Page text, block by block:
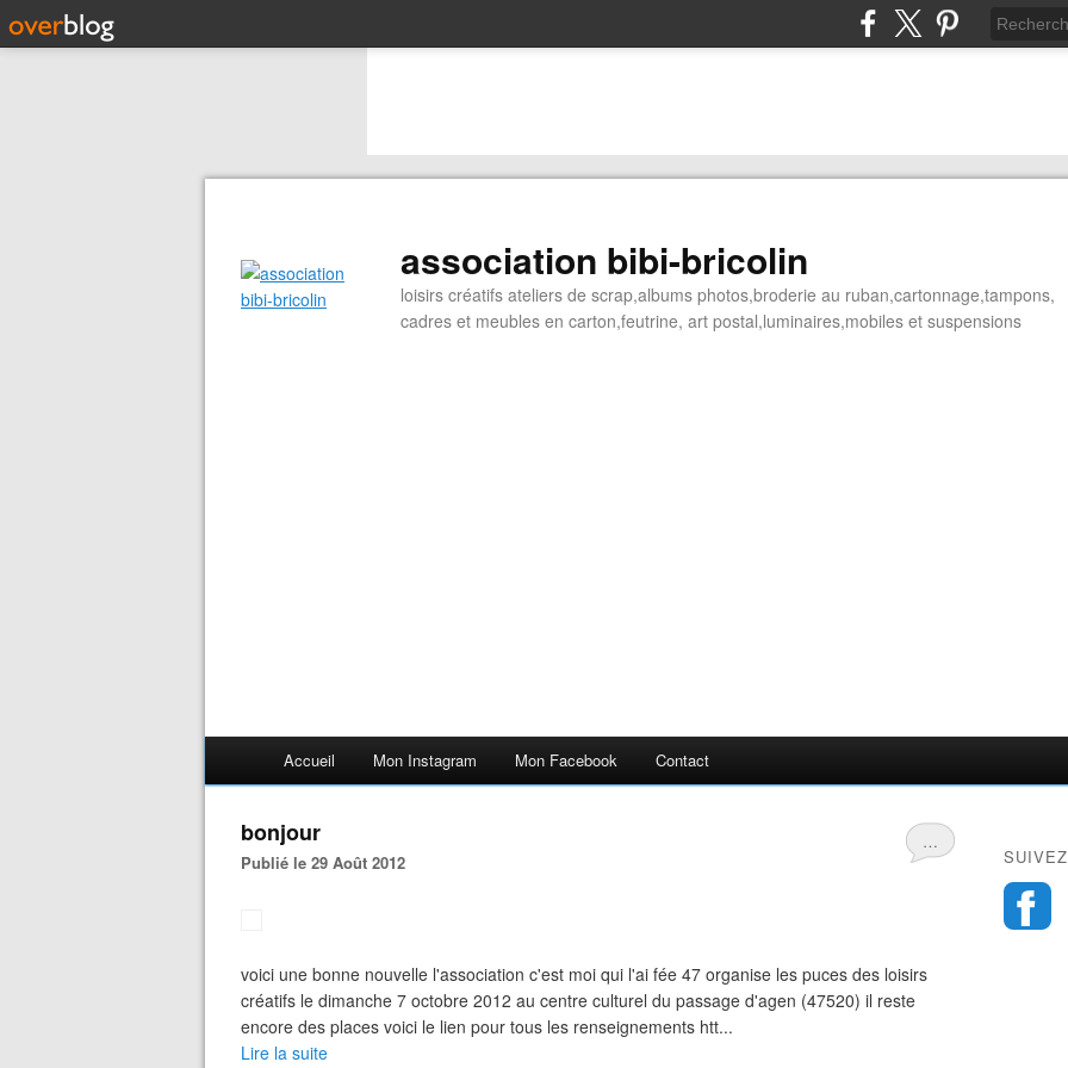
association bibi-bricolin
loisirs créatifs ateliers de scrap,albums photos,broderie au ruban,cartonnage,tampons,
cadres et meubles en carton,feutrine, art postal,luminaires,mobiles et suspensions
Accueil Mon Instagram Mon Facebook Contact
…
bonjour
Publié le 29 Août 2012
voici une bonne nouvelle l'association c'est moi qui l'ai fée 47 organise les puces des loisirs
créatifs le dimanche 7 octobre 2012 au centre culturel du passage d'agen (47520) il reste
encore des places voici le lien pour tous les renseignements htt...
Lire la suite